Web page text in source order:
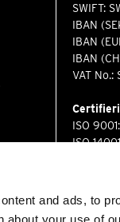
and ads, to
SWIFT:
IBAN
IBAN
IBAN
VAT No.:
ISO
ISO